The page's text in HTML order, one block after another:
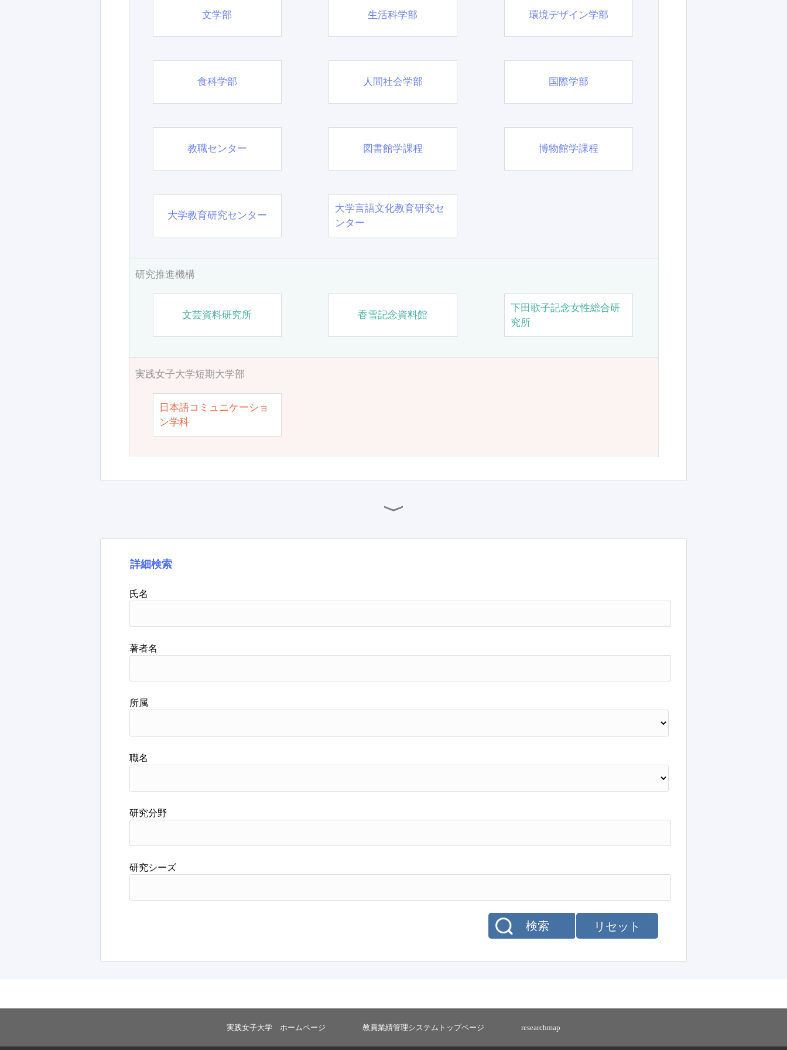
文学部 生活科学部 環境デザイン学部
食科学部 人間社会学部 国際学部
教職センター 図書館学課程 博物館学課程
大学教育研究センター
大学言語文化教育研究セ
ンター
研究推進機構
文芸資料研究所 香雪記念資料館
下田歌子記念女性総合研
究所
実践女子大学短期大学部
日本語コミュニケーショ
ン学科
詳細検索
氏名
著者名
所属
職名
研究分野
研究シーズ
リセット
検索
実践女子大学 ホームページ 教員業績管理システムトップページ researchmap